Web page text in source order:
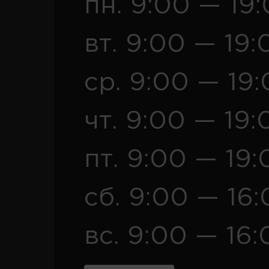
пн. 9:00 —
вт. 9:00 —
ср. 9:00 —
чт. 9:00 —
пт. 9:00 —
сб. 9:00 —
вс. 9:00 —